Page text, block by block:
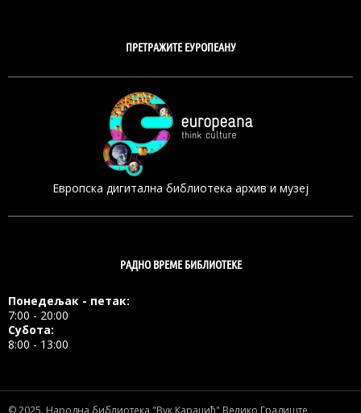
ПРЕТРАЖИТЕ ЕУРОПЕАНУ
Европска дигитална библиотека архив и музеј
РАДНО ВРЕМЕ БИБЛИОТЕКЕ
Понедељак - петак:
7:00 - 20:00
Субота:
8:00 - 13:00
© 2025. Народна библиотека "Вук Караџић" Велико Градиште